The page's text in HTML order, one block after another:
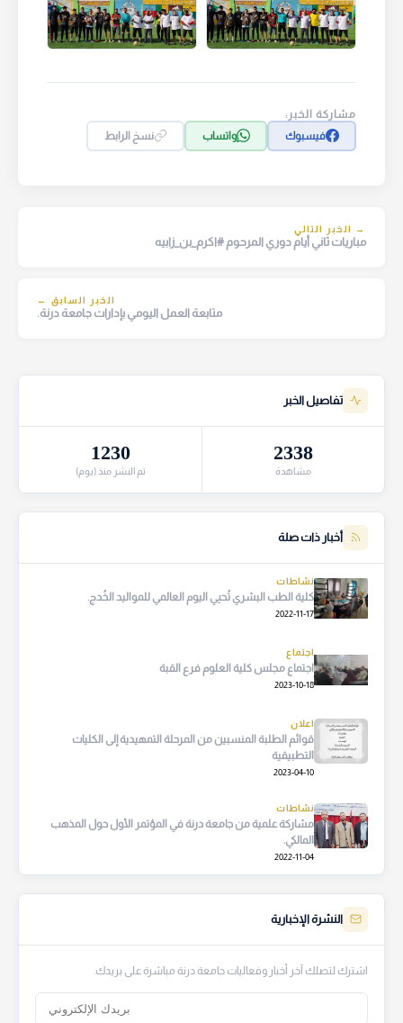
مشاركة الخبر:
فيسبوك
واتساب نسخ الرابط
→ الخبر التالي
مباريات ثاني أيام دوري المرحوم #اكرم_بن_زابيه
الخبر السابق ←
متابعة العمل اليومي بإدارات جامعة درنة.
تفاصيل الخبر
2338
مشاهدة
1230
تم النشر منذ (يوم)
أخبار ذات صلة
نشاطات
كلية الطب البشري تُحيي اليوم العالمي للمواليد الخُدج.
2022-11-17
اجتماع
اجتماع مجلس كلية العلوم فرع القبة
2023-10-18
اعلان
قوائم الطلبة المنسبين من المرحلة التمهيدية إلى الكليات
التطبيقية
2023-04-10
نشاطات
مشاركة علمية من جامعة درنة في المؤتمر الأول حول المذهب
المالكي.
2022-11-04
النشرة الإخبارية
اشترك لتصلك آخر أخبار وفعاليات جامعة درنة مباشرة على بريدك.